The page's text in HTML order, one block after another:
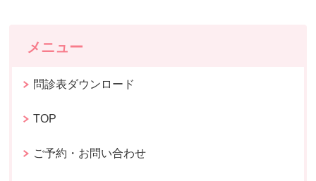
メニュー
問診表ダウンロード
TOP
ご予約・お問い合わせ